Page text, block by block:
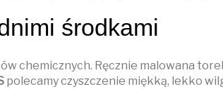
środkami
chemicznych. Ręcznie malowana
polecamy czyszczenie miękką, lekko